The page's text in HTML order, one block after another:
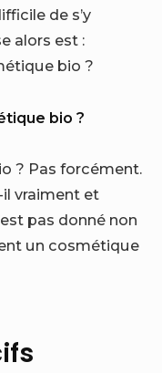
de s’y
alors est :
bio ?
bio ?
? Pas forcément.
vraiment et
pas donné non
un cosmétique